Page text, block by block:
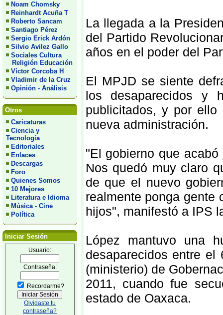
Noam Chomsky
Reinhardt Acuña T
Roberto Sancam
Santiago Pérez
Sergio Erick Ardón
Silvio Avilez Gallo
Sociales Cultura
Religión Educación
Víctor Corcoba H
Vladimir de la Cruz
Opinión - Análisis
Otros
Caricaturas
Ciencia y
Tecnología
Editoriales
Enlaces
Descargas
Foro
Quienes Somos
10 Mejores
Literatura e Idioma
Música - Cine
Política
Iniciar Sesión
Usuario:
Contraseña:
Recordarme?
Olvidaste tu
contraseña?
La llegada a la
del Partido
años en el poder del
El MPJD se siente
los desaparecidos y
publicitados, y por
nueva administración.
"El gobierno que
Nos quedó muy claro
de que el nuevo
realmente ponga gente
hijos", manifestó a IPS
López mantuvo una
desaparecidos entre
(ministerio) de
2011, cuando fue
estado de Oaxaca.